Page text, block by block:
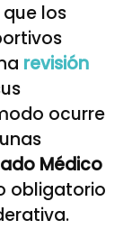
los
revisión
ocurre
Médico
obligatorio